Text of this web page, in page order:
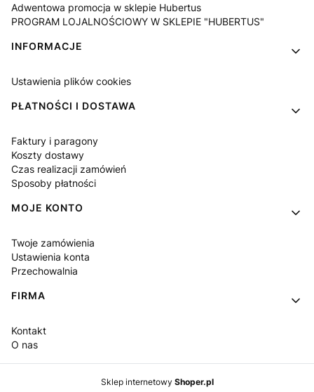
Adwentowa promocja w sklepie Hubertus
PROGRAM LOJALNOŚCIOWY W SKLEPIE "HUBERTUS"
INFORMACJE
Ustawienia plików cookies
PŁATNOŚCI I DOSTAWA
Faktury i paragony
Koszty dostawy
Czas realizacji zamówień
Sposoby płatności
MOJE KONTO
Twoje zamówienia
Ustawienia konta
Przechowalnia
FIRMA
Kontakt
O nas
Sklep internetowy Shoper.pl